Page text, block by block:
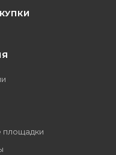
площадки